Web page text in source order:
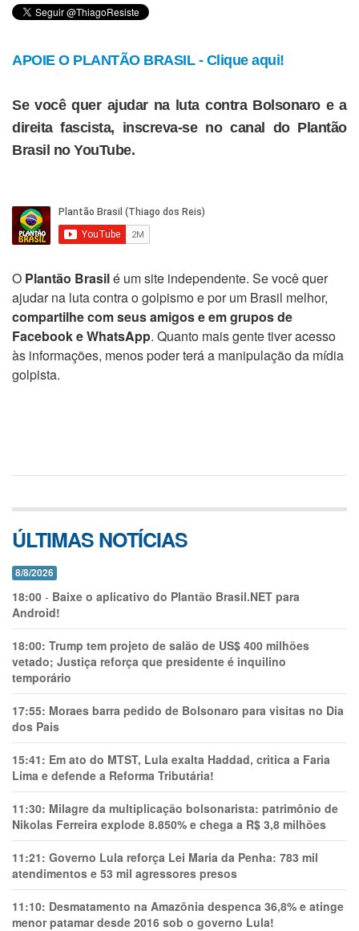
APOIE O PLANTÃO BRASIL - Clique aqui!
Se você quer ajudar na luta contra Bolsonaro e a
direita fascista, inscreva-se no canal do Plantão
Brasil no YouTube.
O Plantão Brasilé um site independente. Se você quer
ajudar na luta contra o golpismo e por um Brasil melhor,
compartilhe com seus amigos e em grupos de
Facebook e WhatsApp. Quanto mais gente tiver acesso
às informações, menos poder terá a manipulação da mídia
golpista.
ÚLTIMAS NOTÍCIAS
8/8/2026
18:00 - Baixe o aplicativo do Plantão Brasil.NET para
Android!
18:00: Trump tem projeto de salão de US$ 400 milhões
vetado; Justiça reforça que presidente é inquilino
temporário
17:55: Moraes barra pedido de Bolsonaro para visitas no Dia
dos Pais
15:41: Em ato do MTST, Lula exalta Haddad, critica a Faria
Lima e defende a Reforma Tributária!
11:30: Milagre da multiplicação bolsonarista: patrimônio de
Nikolas Ferreira explode 8.850% e chega a R$ 3,8 milhões
11:21: Governo Lula reforça Lei Maria da Penha: 783 mil
atendimentos e 53 mil agressores presos
11:10: Desmatamento na Amazônia despenca 36,8% e atinge
menor patamar desde 2016 sob o governo Lula!